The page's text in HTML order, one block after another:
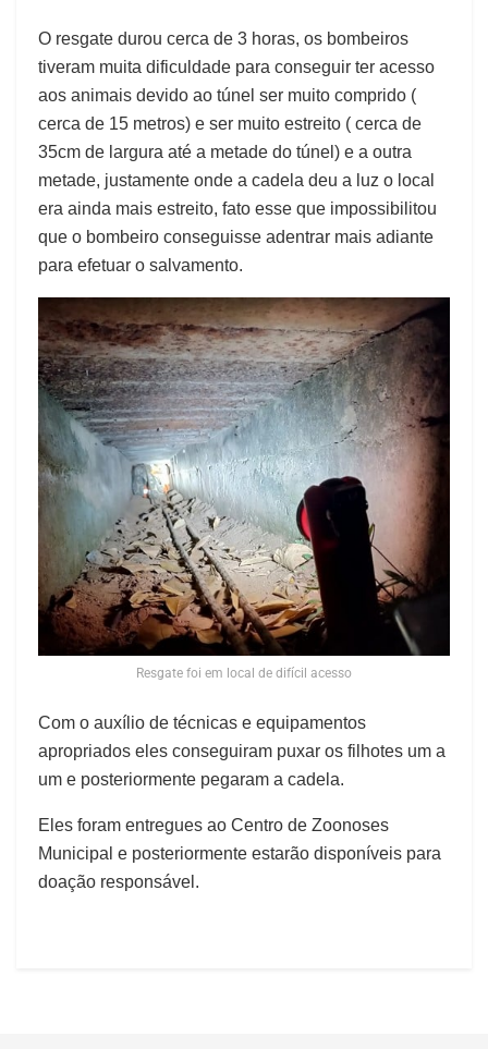
O resgate durou cerca de 3 horas, os bombeiros
tiveram muita dificuldade para conseguir ter acesso
aos animais devido ao túnel ser muito comprido (
cerca de 15 metros) e ser muito estreito ( cerca de
35cm de largura até a metade do túnel) e a outra
metade, justamente onde a cadela deu a luz o local
era ainda mais estreito, fato esse que impossibilitou
que o bombeiro conseguisse adentrar mais adiante
para efetuar o salvamento.
Resgate foi em local de difícil acesso
Com o auxílio de técnicas e equipamentos
apropriados eles conseguiram puxar os filhotes um a
um e posteriormente pegaram a cadela.
Eles foram entregues ao Centro de Zoonoses
Municipal e posteriormente estarão disponíveis para
doação responsável.